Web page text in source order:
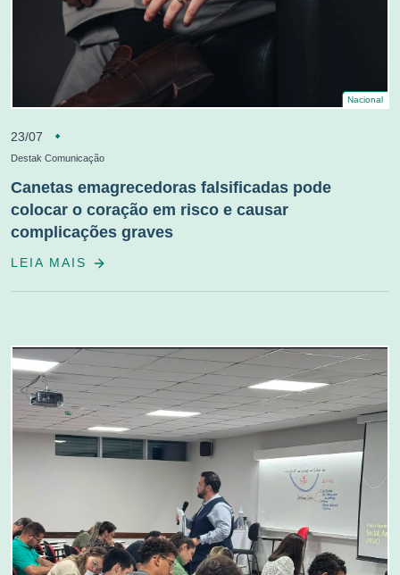
Nacional
23/07
Destak Comunicação
Canetas emagrecedoras falsificadas pode
colocar o coração em risco e causar
complicações graves
LEIA MAIS